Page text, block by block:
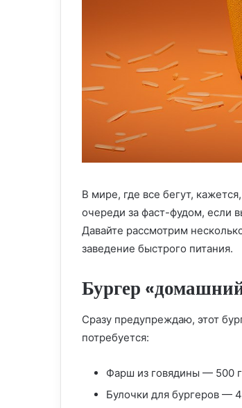
В мире, где все бегут,
очереди за фаст-фудом, если
Давайте рассмотрим
заведение быстрого питания.
Бургер
Сразу предупреждаю, этот
потребуется:
Фарш из говядины — 500 г
Булочки для бургеров —